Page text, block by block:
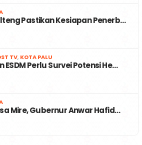
Pastikan Kesiapan Penerb…
TV, KOTA PALU
Perlu Survei Potensi He…
Mire, Gubernur Anwar Hafid…